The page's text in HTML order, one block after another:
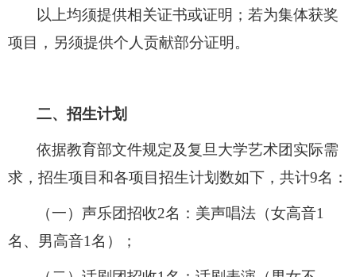
以上均须提供相关证书或证明；若为集体获奖
项目，另须提供个人贡献部分证明。
二、招生计划
依据教育部文件规定及复旦大学艺术团实际需
求，招生项目和各项目招生计划数如下，共计9名：
（一）声乐团招收2名：美声唱法（女高音1
名、男高音1名）；